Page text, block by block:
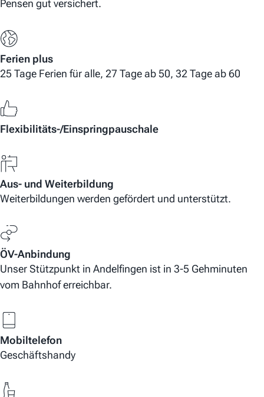
Pensen gut versichert.
Ferien plus
25 Tage Ferien für alle, 27 Tage ab 50, 32 Tage ab 60
Flexibilitäts-/Einspringpauschale
Aus- und Weiterbildung
Weiterbildungen werden gefördert und unterstützt.
ÖV-Anbindung
Unser Stützpunkt in Andelfingen ist in 3-5 Gehminuten
vom Bahnhof erreichbar.
Mobiltelefon
Geschäftshandy